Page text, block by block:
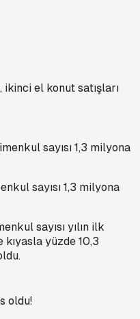
el konut satışları
sayısı 1,3 milyona
sayısı yılın ilk
kıyasla yüzde 10,3